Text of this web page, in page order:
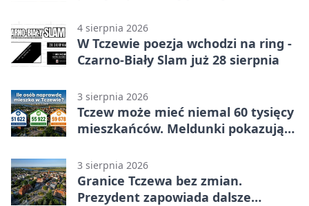
4 sierpnia 2026
W Tczewie poezja wchodzi na ring -
Czarno-Biały Slam już 28 sierpnia
3 sierpnia 2026
Tczew może mieć niemal 60 tysięcy
mieszkańców. Meldunki pokazują
3 sierpnia 2026
Granice Tczewa bez zmian.
Prezydent zapowiada dalsze